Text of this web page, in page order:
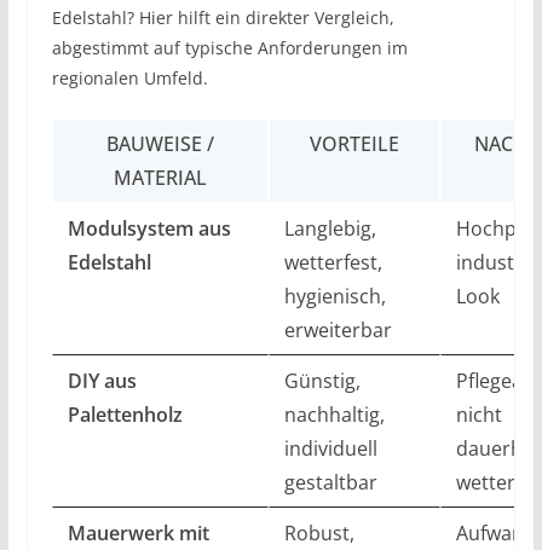
Edelstahl? Hier hilft ein direkter Vergleich,
abgestimmt auf typische Anforderungen im
regionalen Umfeld.
BAUWEISE /
MATERIAL
VORTEILE
Modulsystem aus
Edelstahl
Langlebig,
wetterfest,
hygienisch,
erweiterbar
Look
DIY aus
Palettenholz
Günstig,
nachhaltig,
individuell
gestaltbar
nicht
Mauerwerk mit
Robust,
Aufwand